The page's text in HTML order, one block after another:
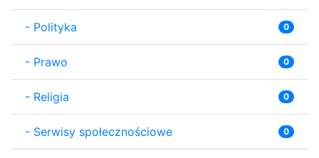
- Polityka 0
- Prawo 0
- Religia 0
- Serwisy społecznościowe 0